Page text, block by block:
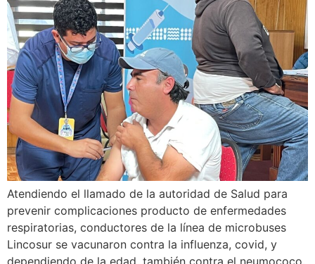
Atendiendo el llamado de la autoridad de Salud para
prevenir complicaciones producto de enfermedades
respiratorias, conductores de la línea de microbuses
Lincosur se vacunaron contra la influenza, covid, y
dependiendo de la edad, también contra el neumococo.